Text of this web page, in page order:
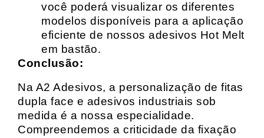
você poderá visualizar os diferentes
modelos disponíveis para a aplicação
eficiente de nossos adesivos Hot Melt
em bastão.
Conclusão:
Na A2 Adesivos, a personalização de fitas
dupla face e adesivos industriais sob
medida é a nossa especialidade.
Compreendemos a criticidade da fixação